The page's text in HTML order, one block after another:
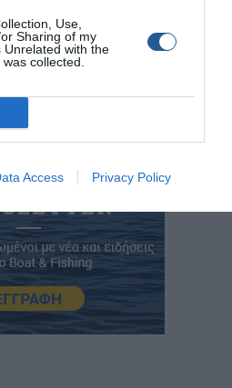
Use,
Sharing of my
Unrelated with the
collected.
Access Privacy Policy